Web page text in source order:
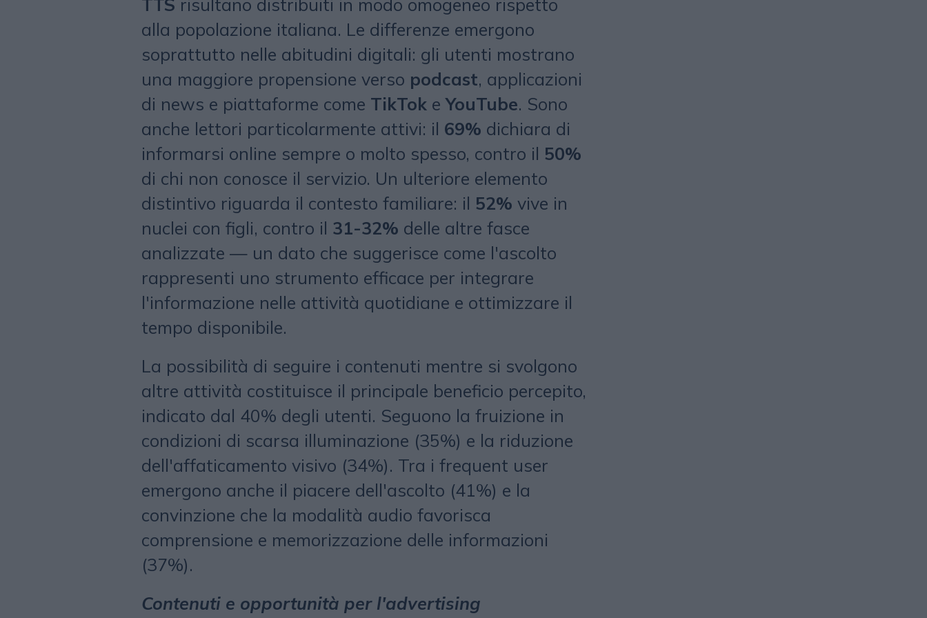
TTS risultano distribuiti in modo omogeneo rispetto
alla popolazione italiana. Le differenze emergono
soprattutto nelle abitudini digitali: gli utenti mostrano
una maggiore propensione verso podcast, applicazioni
di news e piattaforme come TikTokeYouTube. Sono
anche lettori particolarmente attivi: il 69% dichiara di
informarsi online sempre o molto spesso, contro il 50%
di chi non conosce il servizio. Un ulteriore elemento
distintivo riguarda il contesto familiare: il 52% vive in
nuclei con figli, contro il 31-32% delle altre fasce
analizzate — un dato che suggerisce come l'ascolto
rappresenti uno strumento efficace per integrare
l'informazione nelle attività quotidiane e ottimizzare il
tempo disponibile.
La possibilità di seguire i contenuti mentre si svolgono
altre attività costituisce il principale beneficio percepito,
indicato dal 40% degli utenti. Seguono la fruizione in
condizioni di scarsa illuminazione (35%) e la riduzione
dell'affaticamento visivo (34%). Tra i frequent user
emergono anche il piacere dell'ascolto (41%) e la
convinzione che la modalità audio favorisca
comprensione e memorizzazione delle informazioni
(37%).
Contenuti e opportunità per l'advertising